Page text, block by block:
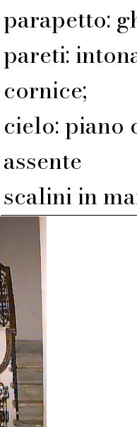
parapetto:
pareti:
cornice;
cielo: piano
assente
scalini in